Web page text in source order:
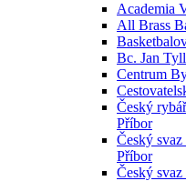
Academia
All Brass
Bc. Jan
Centrum
Český
Příbor
Český
Příbor
Český